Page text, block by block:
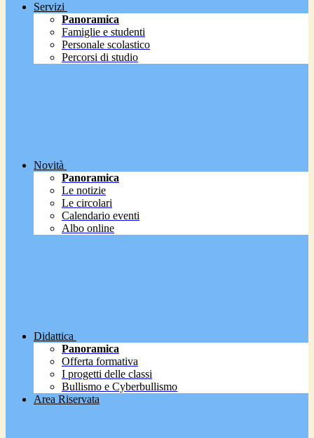
Servizi
Panoramica
Famiglie e studenti
Personale scolastico
Percorsi di studio
Novità
Panoramica
Le notizie
Le circolari
Calendario eventi
Albo online
Didattica
Panoramica
Offerta formativa
I progetti delle classi
Bullismo e Cyberbullismo
Area Riservata